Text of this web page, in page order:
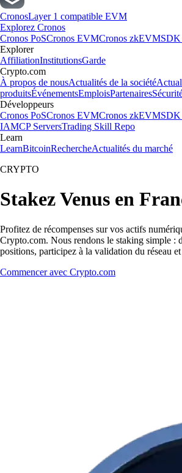
CronosLayer 1 compatible EVM
Explorez Cronos
Cronos PoSCronos EVMCronos zkEVMSDK
Explorer
AffiliationInstitutionsGarde
Crypto.com
À propos de nousActualités de la société
produitsÉvénementsEmploisPartenaires
Développeurs
Cronos PoSCronos EVMCronos zkEVMSDK
IAMCP ServersTrading Skill Repo
Learn
LearnBitcoinRechercheActualités du marché
CRYPTO
Stakez Venus en
Profitez de récompenses sur vos actifs
Crypto.com. Nous rendons le staking simple :
positions, participez à la validation du réseau
Commencer avec Crypto.com